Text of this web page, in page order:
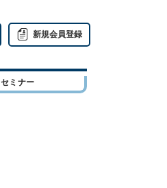
新規会員登録
セミナー